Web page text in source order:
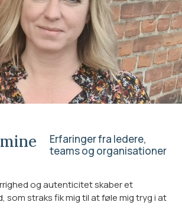
Erfaringer fra ledere,
teams og organisationer
og autenticitet skaber et
som straks fik mig til at føle mig tryg i at